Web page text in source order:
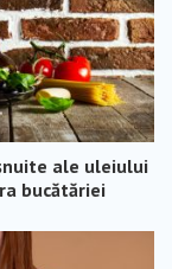
ale uleiului
bucătăriei